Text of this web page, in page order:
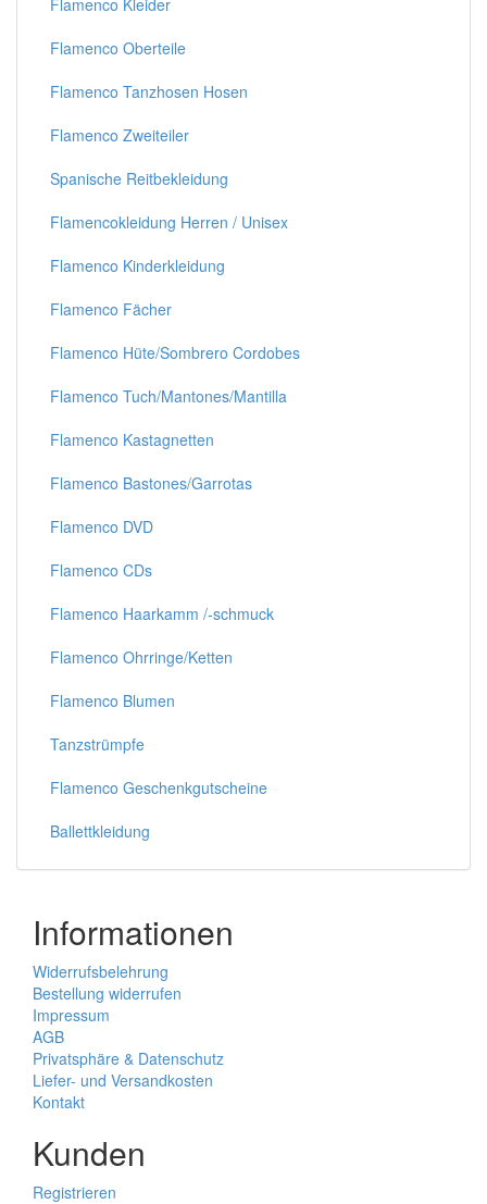
Flamenco Kleider
Flamenco Oberteile
Flamenco Tanzhosen Hosen
Flamenco Zweiteiler
Spanische Reitbekleidung
Flamencokleidung Herren / Unisex
Flamenco Kinderkleidung
Flamenco Fächer
Flamenco Hüte/Sombrero Cordobes
Flamenco Tuch/Mantones/Mantilla
Flamenco Kastagnetten
Flamenco Bastones/Garrotas
Flamenco DVD
Flamenco CDs
Flamenco Haarkamm /-schmuck
Flamenco Ohrringe/Ketten
Flamenco Blumen
Tanzstrümpfe
Flamenco Geschenkgutscheine
Ballettkleidung
Informationen
Widerrufsbelehrung
Bestellung widerrufen
Impressum
AGB
Privatsphäre & Datenschutz
Liefer- und Versandkosten
Kontakt
Kunden
Registrieren